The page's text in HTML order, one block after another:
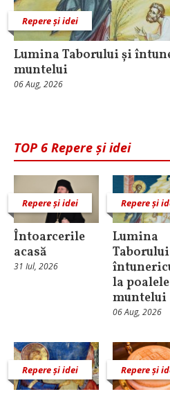
Repere și idei
Lumina Taborului și
muntelui
06 Aug, 2026
TOP 6 Repere și idei
Repere și idei
Întoarcerile
acasă
31 Iul, 2026
Repere și
Lumina
la poalele
muntelui
06 Aug, 2026
Repere și idei Repere și